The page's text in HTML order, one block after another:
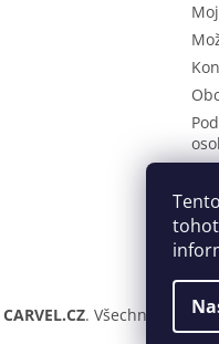
CARVEL.CZ. Všechna práva